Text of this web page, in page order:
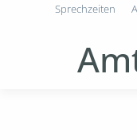
Sprechzeiten